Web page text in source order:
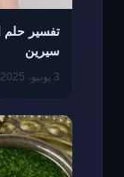
تفسير حلم
سيرين
3 يونيو، 2025